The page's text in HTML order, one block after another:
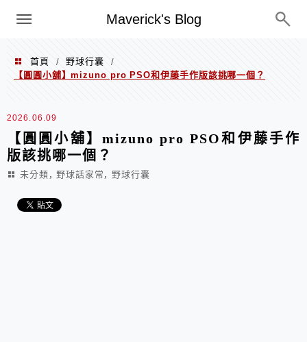
Maverick's Blog
Menu
首頁 / 野球行囊
/
【圓圓小舖】mizuno pro PSO和伊藤手作版該挑哪一個？
2026.06.09
【圓圓小舖】mizuno pro PSO和伊藤手作
版該挑哪一個？
未分類 , 野球話家常 , 野球行囊